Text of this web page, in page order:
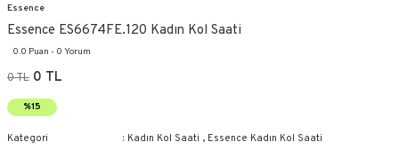
Essence
Essence ES6674FE.120 Kadın Kol Saati
0.0 Puan - 0 Yorum
0 TL 0 TL
%15
Kategori Kadın Kol Saati , Essence Kadın Kol Saati